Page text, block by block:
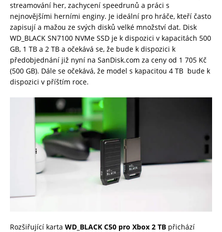
streamování her, zachycení speedrunů a práci s
nejnovějšími herními enginy. Je ideální pro hráče, kteří často
zapisují a mažou ze svých disků velké množství dat. Disk
WD_BLACK SN7100 NVMe SSD je k dispozici v kapacitách 500
GB, 1 TB a 2 TB a očekává se, že bude k dispozici k
předobjednání již nyní na SanDisk.com za ceny od 1 705 Kč
(500 GB). Dále se očekává, že model s kapacitou 4 TB bude k
dispozici v příštím roce.
Rozšiřující karta WD_BLACK C50 pro Xbox 2 TB přichází